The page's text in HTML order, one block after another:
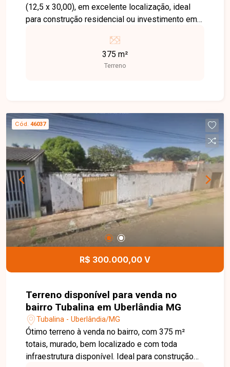
(12,5 x 30,00), em excelente localização, ideal
para construção residencial ou investimento em
375 m²
Terreno
Cód. 46037
R$ 300.000,00 V
Terreno disponível para venda no
bairro Tubalina em Uberlândia MG
Tubalina - Uberlândia/MG
Ótimo terreno à venda no bairro, com 375 m²
totais, murado, bem localizado e com toda
infraestrutura disponível. Ideal para construção